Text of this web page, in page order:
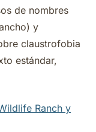
de nombres
y
claustrofobia
estándar,
Ranch y